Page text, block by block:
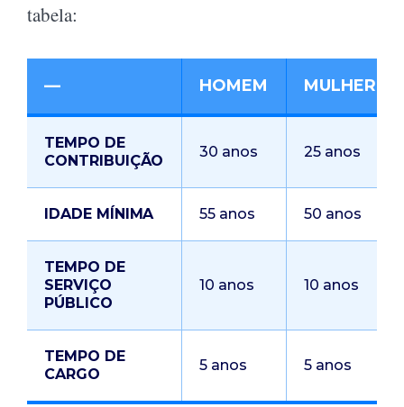
tabela:
— HOMEM MULHER
TEMPO DE
CONTRIBUIÇÃO
30 anos 25 anos
IDADE MÍNIMA 55 anos 50 anos
TEMPO DE
SERVIÇO
PÚBLICO
10 anos 10 anos
TEMPO DE
CARGO
5 anos 5 anos